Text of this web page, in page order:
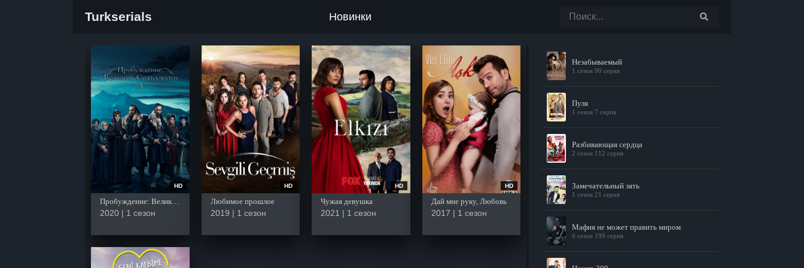
Turkserials Новинки
HD
2020 | 1 сезон
HD
Любимое прошлое
2019 | 1 сезон
HD
Чужая девушка
2021 | 1 сезон
HD
Дай мне руку, Любовь
2017 | 1 сезон
Незабываемый
1 сезон 90 серия
Пуля
1 сезон 7 серия
Разбивающая сердца
2 сезон 112 серия
Замечательный зять
1 сезон 21 серия
Мафия не может править миром
6 сезон 199 серия